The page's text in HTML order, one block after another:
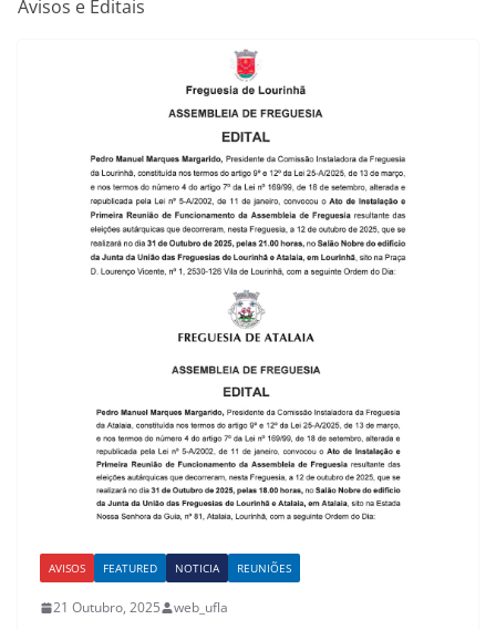
Avisos e Editais
AVISOS FEATURED NOTICIA REUNIÕES
21 Outubro, 2025 web_ufla